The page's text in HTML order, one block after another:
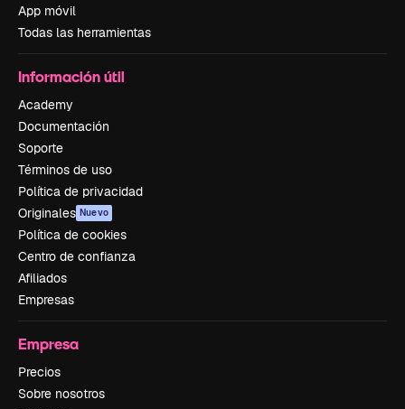
App móvil
Todas las herramientas
Información útil
Academy
Documentación
Soporte
Términos de uso
Política de privacidad
Originales Nuevo
Política de cookies
Centro de confianza
Afiliados
Empresas
Empresa
Precios
Sobre nosotros